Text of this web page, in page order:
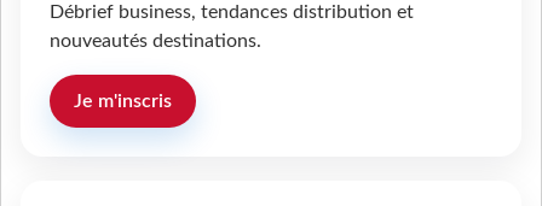
Débrief business, tendances distribution et
nouveautés destinations.
Je m'inscris